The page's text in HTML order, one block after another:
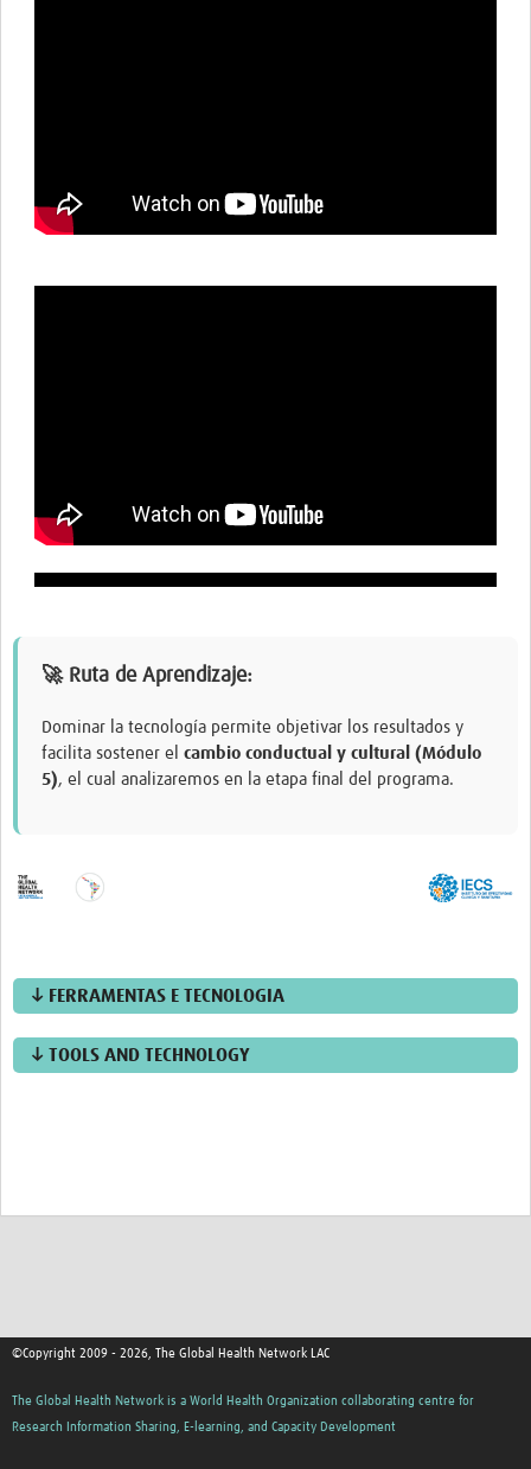
🚀 Ruta de Aprendizaje:
Dominar la tecnología permite objetivar los resultados y
facilita sostener el cambio conductual y cultural (Módulo
5), el cual analizaremos en la etapa final del programa.
↓ FERRAMENTAS E TECNOLOGIA
↓ TOOLS AND TECHNOLOGY
©Copyright 2009 - 2026, The Global Health Network LAC
The Global Health Network is a World Health Organization collaborating centre for
Research Information Sharing, E-learning, and Capacity Development